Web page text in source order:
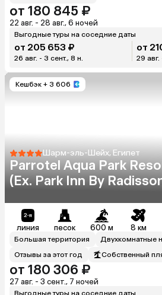
от 180 845 ₽
22 авг. - 28 авг., 6 ночей
Выгодные туры на соседние даты
от 205 653 ₽
26 авг. - 3 сент., 8 н.
от
29 авг.
Кешбэк + 3 606
Шарм-эль-Шейх, Египет
Parrotel Aqua Park
(Ex. Park Inn By
линия песок 600 м 8 км
Большая территория
Двухкомнатные
Отзывы за этот год
Собственный
от 180 306 ₽
27 авг. - 3 сент., 7 ночей
Выгодные туры на соседние даты